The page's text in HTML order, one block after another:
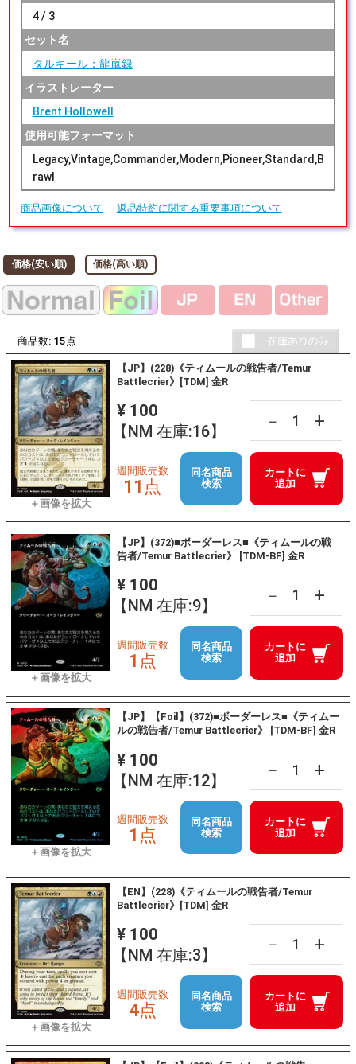
4 / 3
セット名
タルキール：龍嵐録
イラストレーター
Brent Hollowell
使用可能フォーマット
Legacy,Vintage,Commander,Modern,Pioneer,Standard,B
rawl
商品画像について 返品特約に関する重要事項について
価格(安い順) 価格(高い順)
商品数: 15 点
【JP】(228)《ティムールの戦告者/Temur
Battlecrier》[TDM] 金R
¥ 100
【NM 在庫:16】
－ +
カートに
追加
週間販売数
11点
同名商品
検索
【JP】(372)■ボーダーレス■《ティムールの戦
告者/Temur Battlecrier》 [TDM-BF] 金R
¥ 100
【NM 在庫:9】
－ +
カートに
追加
週間販売数
1点
同名商品
検索
【JP】【Foil】(372)■ボーダーレス■《ティムー
ルの戦告者/Temur Battlecrier》 [TDM-BF] 金R
¥ 100
【NM 在庫:12】
－ +
カートに
追加
週間販売数
1点
同名商品
検索
【EN】(228)《ティムールの戦告者/Temur
Battlecrier》[TDM] 金R
¥ 100
【NM 在庫:3】
－ +
カートに
追加
週間販売数
4点
同名商品
検索